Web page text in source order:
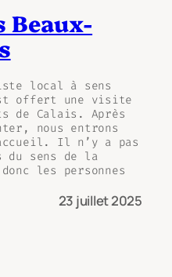
Beaux-
local à sens
offert une visite
de Calais. Après
nous entrons
Il n’y a pas
sens de la
les personnes
23 juillet 2025